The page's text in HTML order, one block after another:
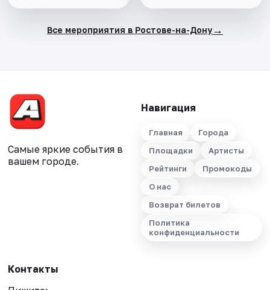
Все мероприятия в Ростове-на-Дону→
Самые яркие события в
вашем городе.
Навигация
Главная
Города
Площадки
Артисты
Рейтинги
Промокоды
О нас
Возврат билетов
Политика
конфиденциальности
Контакты